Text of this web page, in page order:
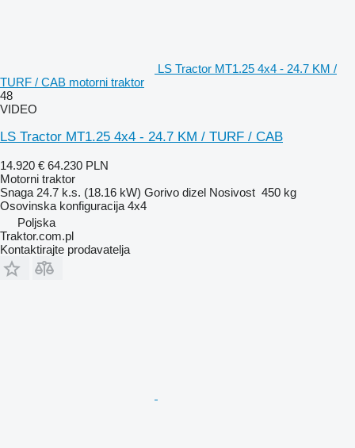
LS Tractor MT1.25 4x4 - 24.7 KM /
TURF / CAB motorni traktor
48
VIDEO
LS Tractor MT1.25 4x4 - 24.7 KM / TURF / CAB
14.920 € 64.230 PLN
Motorni traktor
Snaga 24.7 k.s. (18.16 kW) Gorivo dizel Nosivost 450 kg
Osovinska konfiguracija 4x4
Poljska
Traktor.com.pl
Kontaktirajte prodavatelja